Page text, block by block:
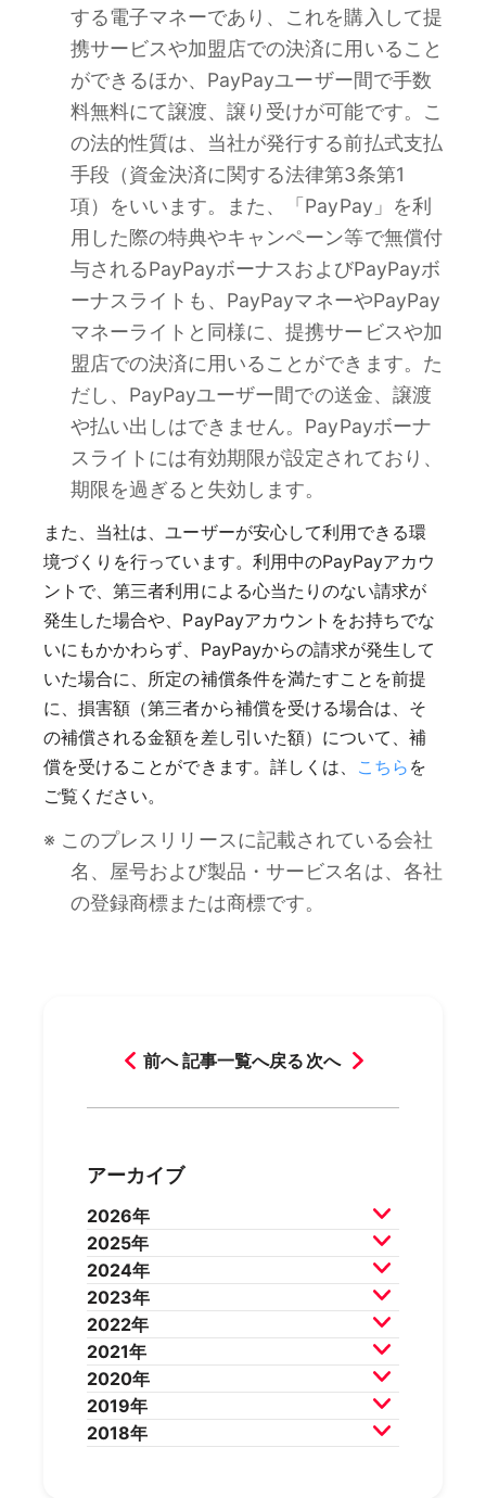
する電子マネーであり、これを購入して提
携サービスや加盟店での決済に用いること
ができるほか、PayPayユーザー間で手数
料無料にて譲渡、譲り受けが可能です。こ
の法的性質は、当社が発行する前払式支払
手段（資金決済に関する法律第3条第1
項）をいいます。また、「PayPay」を利
用した際の特典やキャンペーン等で無償付
与されるPayPayボーナスおよびPayPayボ
ーナスライトも、PayPayマネーやPayPay
マネーライトと同様に、提携サービスや加
盟店での決済に用いることができます。た
だし、PayPayユーザー間での送金、譲渡
や払い出しはできません。PayPayボーナ
スライトには有効期限が設定されており、
期限を過ぎると失効します。
また、当社は、ユーザーが安心して利用できる環
境づくりを行っています。利用中のPayPayアカウ
ントで、第三者利用による心当たりのない請求が
発生した場合や、PayPayアカウントをお持ちでな
いにもかかわらず、PayPayからの請求が発生して
いた場合に、所定の補償条件を満たすことを前提
に、損害額（第三者から補償を受ける場合は、そ
の補償される金額を差し引いた額）について、補
償を受けることができます。詳しくは、 こちら を
ご覧ください。
※ このプレスリリースに記載されている会社
名、屋号および製品・サービス名は、各社
の登録商標または商標です。
前へ 記事一覧へ戻る 次へ
アーカイブ
2026年
2026年7月 2026年6月
2026年5月 2026年4月
2026年3月 2026年2月
2025年
2025年12月2025年11月
2025年10月2025年9月
2025年8月 2025年7月
2025年6月
2025年4月
2025年2月
2024年
2024年12月2024年11月
2024年10月2024年9月
2024年8月 2024年7月
2024年6月
2024年4月
2024年2月
2023年
2023年12月2023年11月
2023年10月2023年9月
2023年8月 2023年7月
2023年6月
2023年4月
2022年
2022年12月2022年11月
2022年10月2022年9月
2022年8月 2022年7月
2022年6月
2021年
2021年12月2021年11月
2021年10月2021年9月
2021年8月 2021年7月
2020年
2020年12月2020年11月
2020年10月2020年9月
2019年
2019年12月2019年11月
2018年